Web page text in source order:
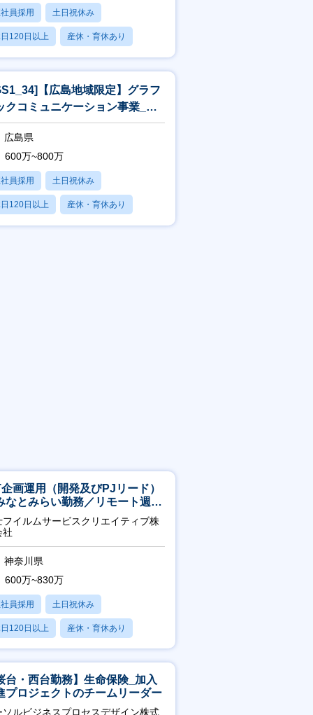
員採用 土日祝休み
120日以上 産休・育休あり
業20時間以内
【広島地域限定】グラフ
クコミュニケーション事業_営
面接可]
広島県
600万~800万
員採用 土日祝休み
120日以上 産休・育休あり
業20時間以内
企画運用（開発及びPJリード）
なとみらい勤務／リモート週
／業務改善～
フイルムサービスクリエイティブ株
社
神奈川県
600万~830万
員採用 土日祝休み
120日以上 産休・育休あり
業20時間以内
台・西台勤務】生命保険_加入
プロジェクトのチームリーダー
ソルビジネスプロセスデザイン株式